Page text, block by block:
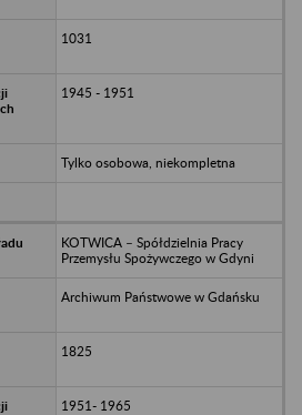
1031
1945 - 1951
Tylko osobowa, niekompletna
KOTWICA – Spółdzielnia Pracy
Przemysłu Spożywczego w Gdyni
Archiwum Państwowe w Gdańsku
1825
1951- 1965